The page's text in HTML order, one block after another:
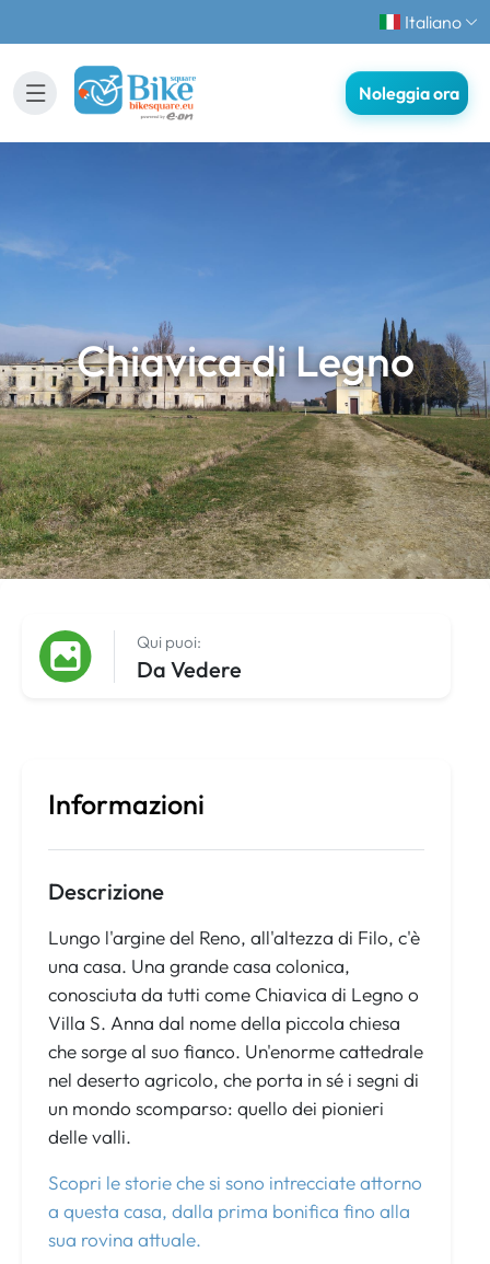
Italiano
Noleggia ora
Chiavica di Legno
Qui puoi:
Da Vedere
Informazioni
Descrizione
Lungo l'argine del Reno, all'altezza di Filo, c'è
una casa. Una grande casa colonica,
conosciuta da tutti come Chiavica di Legno o
Villa S. Anna dal nome della piccola chiesa
che sorge al suo fianco. Un'enorme cattedrale
nel deserto agricolo, che porta in sé i segni di
un mondo scomparso: quello dei pionieri
delle valli.
Scopri le storie che si sono intrecciate attorno
a questa casa, dalla prima bonifica fino alla
sua rovina attuale.